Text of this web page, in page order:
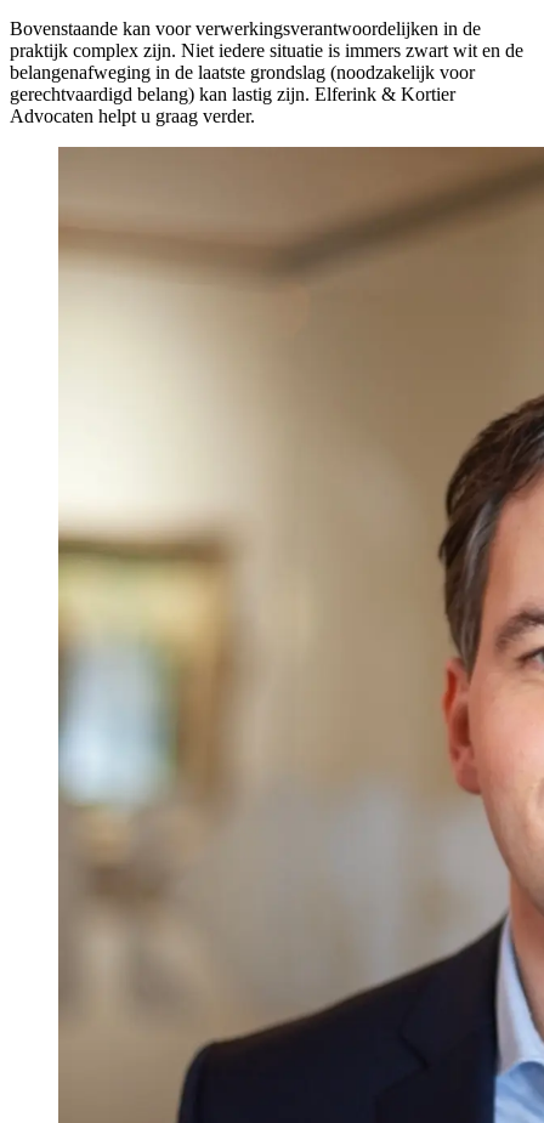
Bovenstaande kan voor verwerkingsverantwoordelijken in de
praktijk complex zijn. Niet iedere situatie is immers zwart wit en de
belangenafweging in de laatste grondslag (noodzakelijk voor
gerechtvaardigd belang) kan lastig zijn. Elferink & Kortier
Advocaten helpt u graag verder.